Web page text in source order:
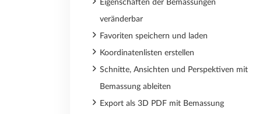
Eigenschaften der Bemassungen
veränderbar
Favoriten speichern und laden
Koordinatenlisten erstellen
Schnitte, Ansichten und Perspektiven mit
Bemassung ableiten
Export als 3D PDF mit Bemassung